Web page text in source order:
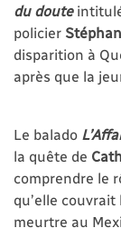
du doute
policier
disparition à
après que la
Le balado
la quête de
comprendre le
qu’elle couvrait
meurtre au